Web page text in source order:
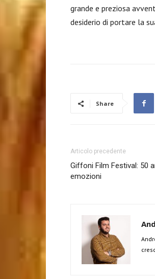
grande e preziosa
desiderio di portare la
Share
Articolo precedente
Giffoni Film Festival: 50
emozioni